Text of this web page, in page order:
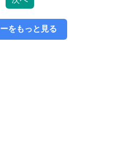
バックカメラ交換をさせて頂きまし
をもっと見る